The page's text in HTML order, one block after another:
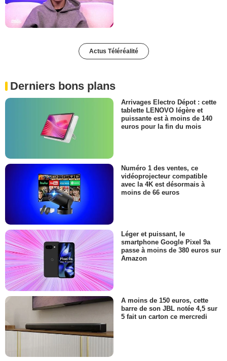
Actus Téléréalité
Derniers bons plans
Arrivages Electro Dépot : cette
tablette LENOVO légère et
puissante est à moins de 140
euros pour la fin du mois
Numéro 1 des ventes, ce
vidéoprojecteur compatible
avec la 4K est désormais à
moins de 66 euros
Léger et puissant, le
smartphone Google Pixel 9a
passe à moins de 380 euros sur
Amazon
A moins de 150 euros, cette
barre de son JBL notée 4,5 sur
5 fait un carton ce mercredi